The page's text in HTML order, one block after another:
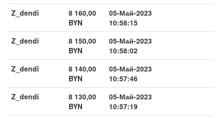
Z_dendi
8 160,00
BYN
05-Май-2023
10:58:15
Z_dendi
8 150,00
BYN
05-Май-2023
10:58:02
Z_dendi
8 140,00
BYN
05-Май-2023
10:57:46
Z_dendi
8 130,00
BYN
05-Май-2023
10:57:19